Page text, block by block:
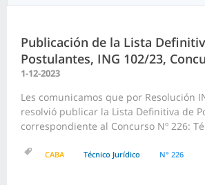
Publicación de la Lista
Postulantes, ING 102/23,
1-12-2023
Les comunicamos que por Resolución
resolvió publicar la Lista Definitiva de
correspondiente al Concurso Nº 226:
CABA Técnico Jurídico N° 226